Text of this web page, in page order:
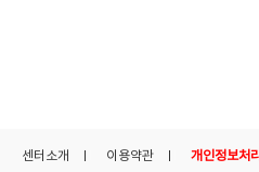
센터소개 이용약관 개인정보처